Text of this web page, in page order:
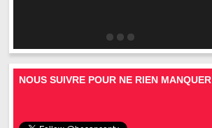
NOUS SUIVRE POUR NE RIEN MANQUER